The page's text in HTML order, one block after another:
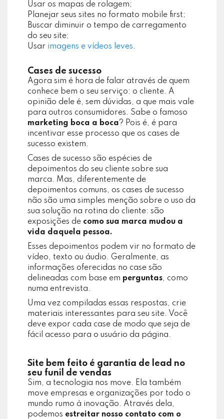
Usar os mapas de rolagem;
Planejar seus sites no formato mobile first;
Buscar diminuir o tempo de carregamento
do seu site;
Usar imagens e vídeos leves.
Cases de sucesso
Agora sim é hora de falar através de quem
conhece bem o seu serviço: o cliente. A
opinião dele é, sem dúvidas, a que mais vale
para outros consumidores. Sabe o famoso
marketing boca a boca? Pois é, é para
incentivar esse processo que os cases de
sucesso existem.
Cases de sucesso são espécies de
depoimentos do seu cliente sobre sua
marca. Mas, diferentemente de
depoimentos comuns, os cases de sucesso
não são uma simples menção sobre o uso da
sua solução na rotina do cliente: são
exposições de como sua marca mudou a
vida daquela pessoa.
Esses depoimentos podem vir no formato de
vídeo, texto ou áudio. Geralmente, as
informações oferecidas no case são
delineadas com base em perguntas, como
numa entrevista.
Uma vez compiladas essas respostas, crie
materiais interessantes para seu site. Você
deve expor cada case de modo que seja de
fácil acesso para o usuário da página.
Site bem feito é garantia de lead no
seu funil de vendas
Sim, a tecnologia nos move. Ela também
move empresas e organizações por todo o
mundo rumo à inovação. Através dela,
podemos estreitar nosso contato com o